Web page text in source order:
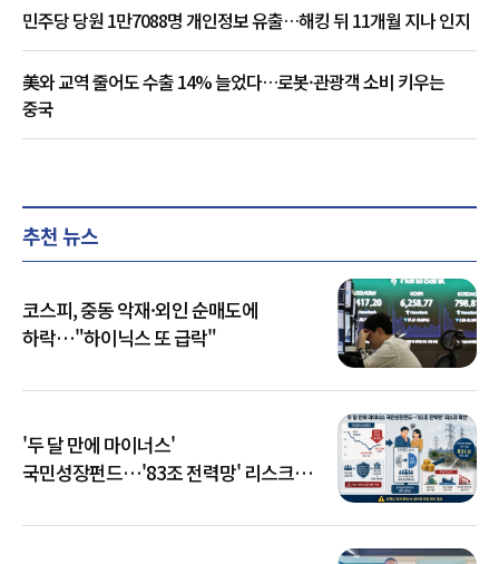
민주당 당원 1만7088명 개인정보 유출…해킹 뒤 11개월 지나 인지
美와 교역 줄어도 수출 14% 늘었다…로봇·관광객 소비 키우는
중국
추천 뉴스
코스피, 중동 악재·외인 순매도에
하락…"하이닉스 또 급락"
'두 달 만에 마이너스'
국민성장펀드…'83조 전력망' 리스크